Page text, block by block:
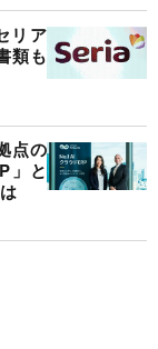
リア
類も
点の
」と